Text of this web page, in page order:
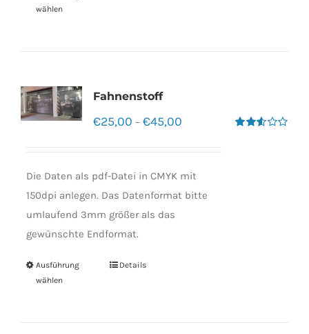
wählen
Fahnenstoff
€25,00 – €45,00
Die Daten als pdf-Datei in CMYK mit
150dpi anlegen. Das Datenformat bitte
umlaufend 3mm größer als das
gewünschte Endformat.
Ausführung
wählen
Details